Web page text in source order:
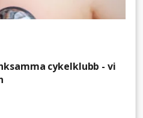
cykelklubb - vi